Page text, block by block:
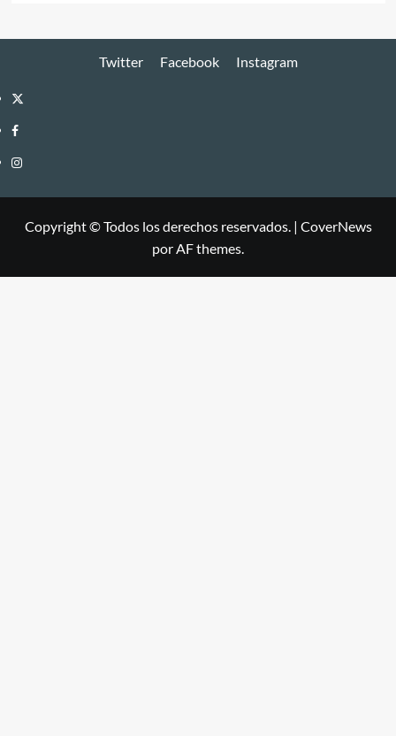
Twitter Facebook Instagram
Twitter
Facebook
Instagram
Copyright © Todos los derechos reservados. | CoverNews
por AF themes.